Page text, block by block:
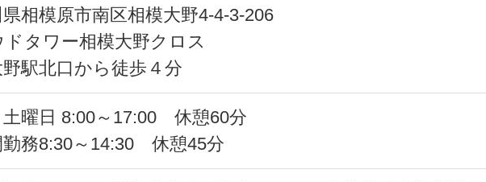
相模原市南区相模大野4-4-3-206
ドタワー相模大野クロス
駅北口から徒歩４分
土曜日 8:00～17:00 休憩60分
勤務8:30～14:30 休憩45分